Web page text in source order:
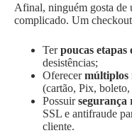
Afinal, ninguém gosta de
complicado. Um
Terpoucas
desistências;
Oferecermúltiplos
(cartão, Pix,
Possuirsegurança
SSL e antifraude
cliente.